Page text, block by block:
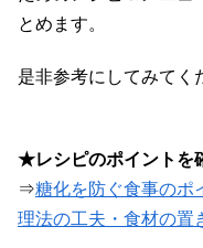
とめます。
是非参考にしてみてく
★レシピのポイントを
⇒糖化を防ぐ食事のポ
理法の工夫・食材の置